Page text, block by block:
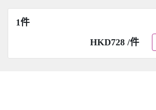
1件
HKD728 /件